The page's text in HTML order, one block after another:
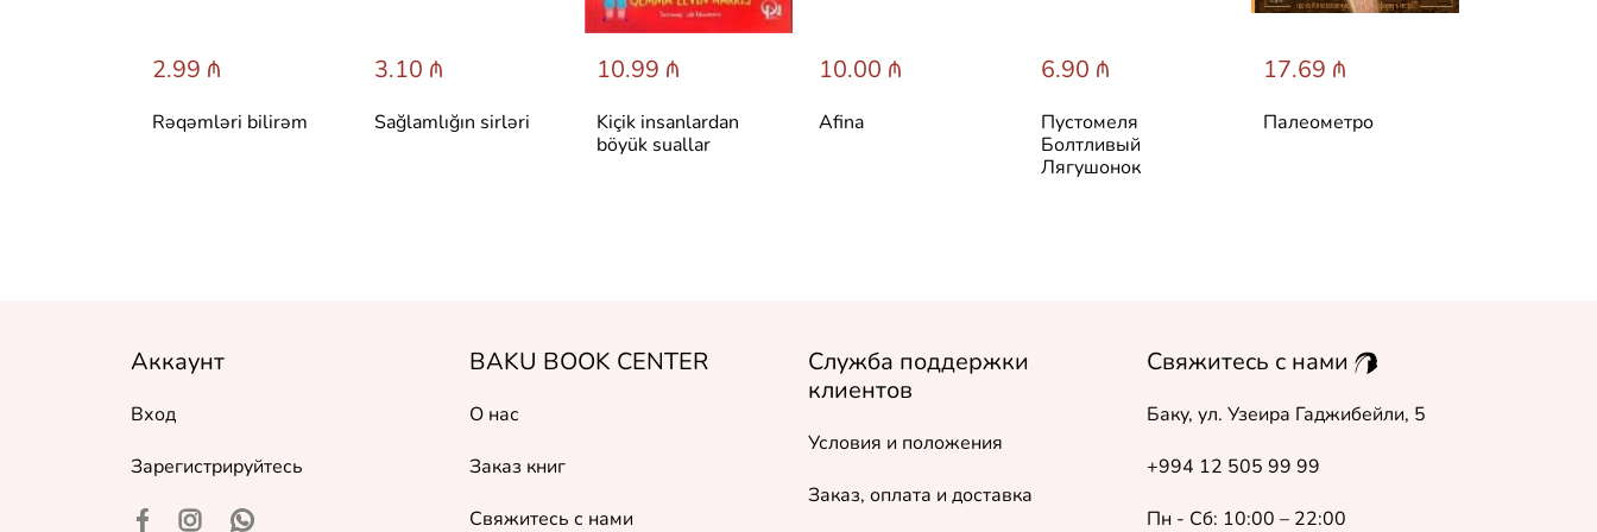
2.99 ₼
Rəqəmləri bilirəm
3.10 ₼
Sağlamlığın sirləri
10.99 ₼
Kiçik insanlardan
böyük suallar
10.00 ₼
Afina
6.90 ₼
Пустомеля
Болтливый
Лягушонок
17.69 ₼
Палеометро
Аккаунт
Вход
Зарегистрируйтесь
BAKU BOOK CENTER
О нас
Заказ книг
Свяжитесь с нами
Служба поддержки
клиентов
Условия и положения
Заказ, оплата и доставка
Свяжитесь с нами
Баку, ул. Узеира Гаджибейли, 5
+994 12 505 99 99
Пн - Сб: 10:00 – 22:00